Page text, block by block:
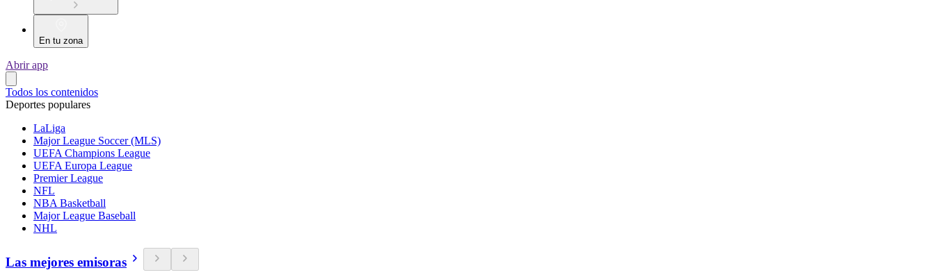
En tu zona
Abrir app
Todos los contenidos
Deportes populares
LaLiga
Major League Soccer (MLS)
UEFA Champions League
UEFA Europa League
Premier League
NFL
NBA Basketball
Major League Baseball
NHL
Las mejores emisoras